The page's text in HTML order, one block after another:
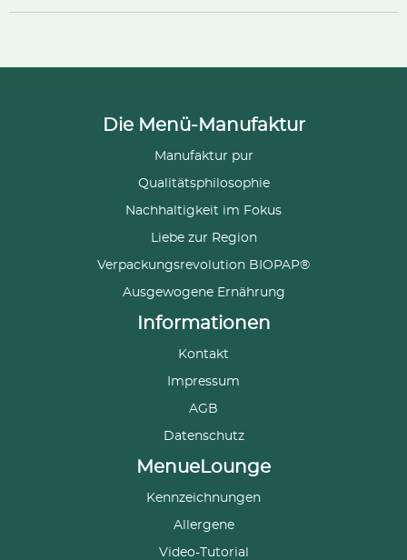
Die Menü-Manufaktur
Manufaktur pur
Qualitätsphilosophie
Nachhaltigkeit im Fokus
Liebe zur Region
Verpackungsrevolution BIOPAP®
Ausgewogene Ernährung
Informationen
Kontakt
Impressum
AGB
Datenschutz
MenueLounge
Kennzeichnungen
Allergene
Video-Tutorial